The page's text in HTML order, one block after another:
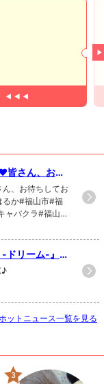
皆さん、お待
...、お待ちしてお
るか#福山市#福
ャバクラ#福山体
福山キ
#倉敷キャバク
ドリーム-』さ
ットニュース一覧を見る
3